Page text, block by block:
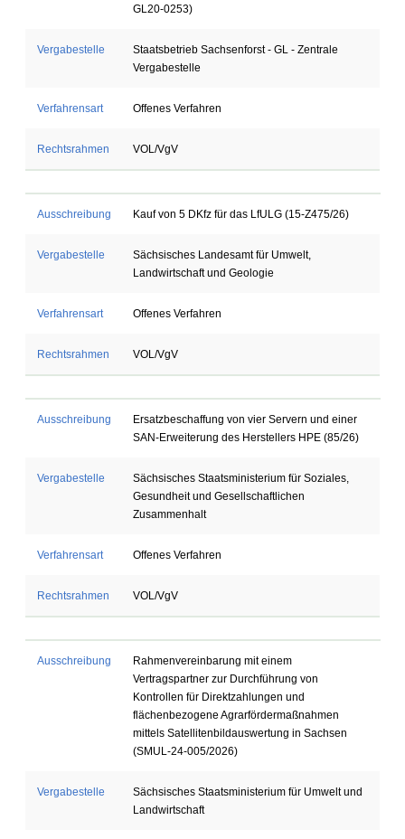
GL20-0253)
Vergabestelle
Staatsbetrieb Sachsenforst - GL - Zentrale
Vergabestelle
Verfahrensart Offenes Verfahren
Rechtsrahmen VOL/VgV
Ausschreibung Kauf von 5 DKfz für das LfULG (15-Z475/26)
Vergabestelle
Sächsisches Landesamt für Umwelt,
Landwirtschaft und Geologie
Verfahrensart Offenes Verfahren
Rechtsrahmen VOL/VgV
Ausschreibung
Ersatzbeschaffung von vier Servern und einer
SAN-Erweiterung des Herstellers HPE (85/26)
Vergabestelle
Sächsisches Staatsministerium für Soziales,
Gesundheit und Gesellschaftlichen
Zusammenhalt
Verfahrensart Offenes Verfahren
Rechtsrahmen VOL/VgV
Ausschreibung
Rahmenvereinbarung mit einem
Vertragspartner zur Durchführung von
Kontrollen für Direktzahlungen und
flächenbezogene Agrarfördermaßnahmen
mittels Satellitenbildauswertung in Sachsen
(SMUL-24-005/2026)
Vergabestelle
Sächsisches Staatsministerium für Umwelt und
Landwirtschaft